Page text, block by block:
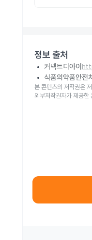
정보 출처
커넥트디아이
식품의약품안전
본 콘텐츠의 저작권은
외부저작권자가 제공한